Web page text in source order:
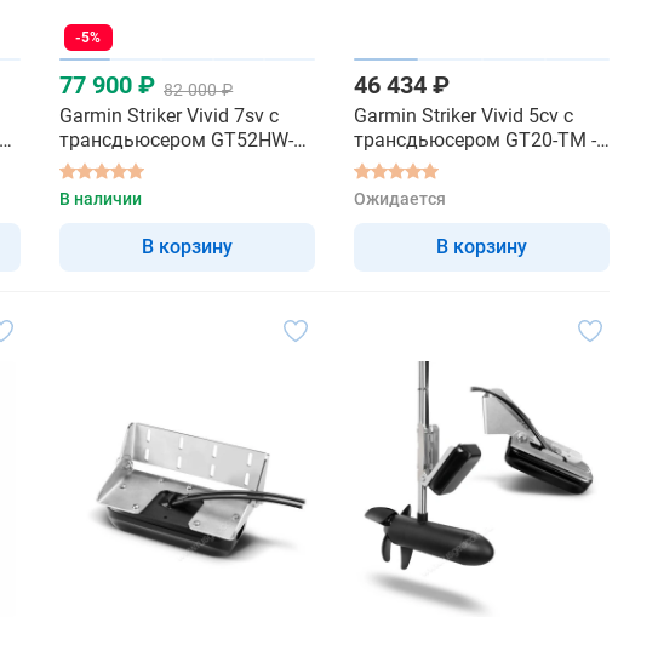
-5%
77 900 ₽ 82 000 ₽
Garmin Striker Vivid 7sv с
трансдьюсером GT52HW-
TM - эхолот
В наличии
В корзину
46 434 ₽
Garmin Striker Vivid 5cv с
трансдьюсером GT20-TM -
эхолот
Ожидается
В корзину